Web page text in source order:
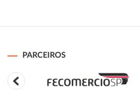
PARCEIROS